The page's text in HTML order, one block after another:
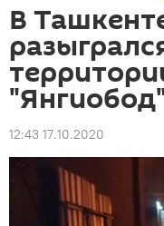
В
12:43 17.10.2020